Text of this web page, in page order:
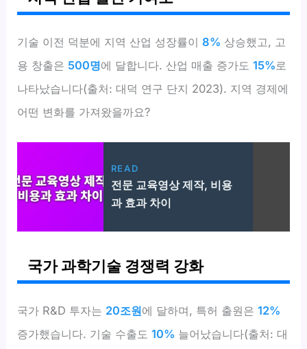
기술 이전 덕분에 지역 산업 성장률이8% 상승했고, 고
용 창출은 500명에 달합니다. 산업 매출 증가도15%로
나타났습니다(출처: 대덕 연구 단지 2023). 지역 경제에
어떤 변화를 가져왔을까요?
READ
전문 교육영상 제작, 비용
과 효과 차이
국가 과학기술 경쟁력 강화
국가 R&D 투자는 20조원에 달하며, 특허 출원은12%
증가했습니다. 기술 수출도10% 늘어났습니다(출처: 대